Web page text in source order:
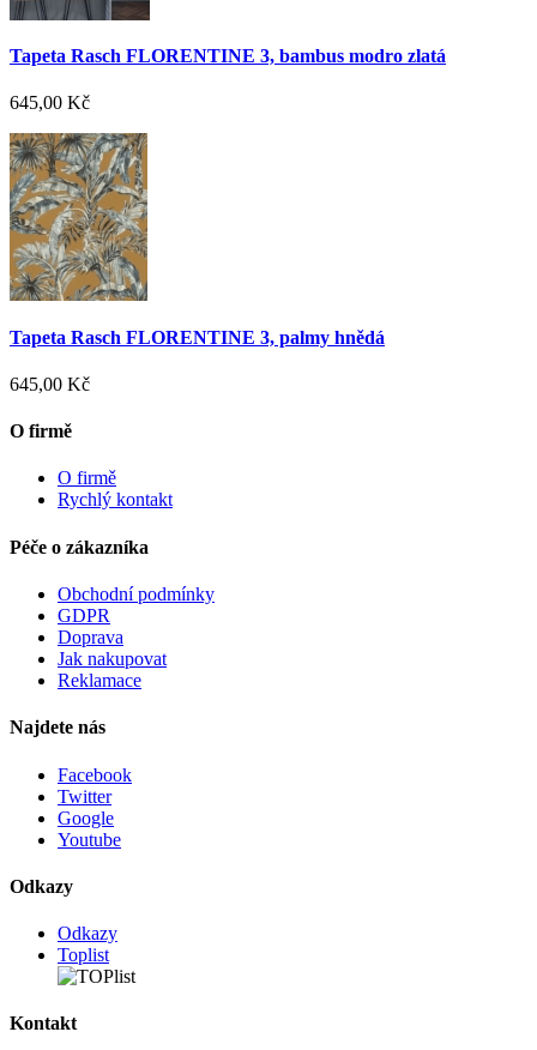
Tapeta Rasch FLORENTINE 3, bambus modro zlatá
645,00 Kč
Tapeta Rasch FLORENTINE 3, palmy hnědá
645,00 Kč
O firmě
O firmě
Rychlý kontakt
Péče o zákazníka
Obchodní podmínky
GDPR
Doprava
Jak nakupovat
Reklamace
Najdete nás
Facebook
Twitter
Google
Youtube
Odkazy
Odkazy
Toplist
Kontakt